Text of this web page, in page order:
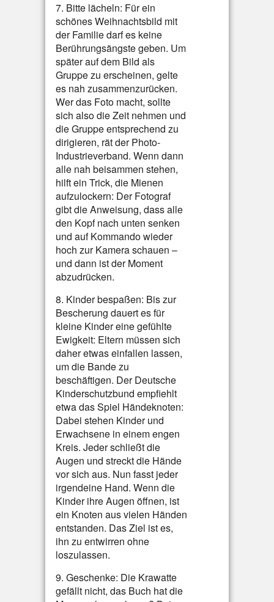
7. Bitte lächeln: Für ein
schönes Weihnachtsbild mit
der Familie darf es keine
Berührungsängste geben. Um
später auf dem Bild als
Gruppe zu erscheinen, gelte
es nah zusammenzurücken.
Wer das Foto macht, sollte
sich also die Zeit nehmen und
die Gruppe entsprechend zu
dirigieren, rät der Photo-
Industrieverband. Wenn dann
alle nah beisammen stehen,
hilft ein Trick, die Mienen
aufzulockern: Der Fotograf
gibt die Anweisung, dass alle
den Kopf nach unten senken
und auf Kommando wieder
hoch zur Kamera schauen –
und dann ist der Moment
abzudrücken.
8. Kinder bespaßen: Bis zur
Bescherung dauert es für
kleine Kinder eine gefühlte
Ewigkeit: Eltern müssen sich
daher etwas einfallen lassen,
um die Bande zu
beschäftigen. Der Deutsche
Kinderschutzbund empfiehlt
etwa das Spiel Händeknoten:
Dabei stehen Kinder und
Erwachsene in einem engen
Kreis. Jeder schließt die
Augen und streckt die Hände
vor sich aus. Nun fasst jeder
irgendeine Hand. Wenn die
Kinder ihre Augen öffnen, ist
ein Knoten aus vielen Händen
entstanden. Das Ziel ist es,
ihn zu entwirren ohne
loszulassen.
9. Geschenke: Die Krawatte
gefällt nicht, das Buch hat die